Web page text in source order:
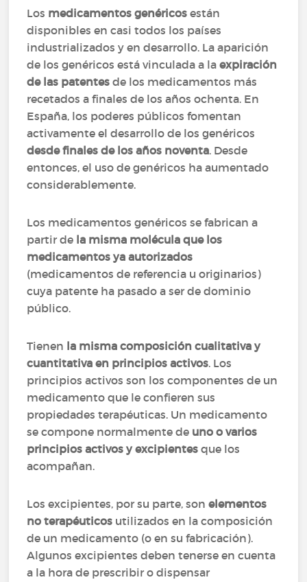
Los medicamentos genéricos están
disponibles en casi todos los países
industrializados y en desarrollo. La aparición
de los genéricos está vinculada a laexpiración
de las patentes de los medicamentos más
recetados a finales de los años ochenta. En
España, los poderes públicos fomentan
activamente el desarrollo de los genéricos
desde finales de los años noventa. Desde
entonces, el uso de genéricos ha aumentado
considerablemente.
Los medicamentos genéricos se fabrican a
partir de la misma molécula que los
medicamentos ya autorizados
(medicamentos de referencia u originarios)
cuya patente ha pasado a ser de dominio
público.
Tienen la misma composición cualitativa y
cuantitativa en principios activos. Los
principios activos son los componentes de un
medicamento que le confieren sus
propiedades terapéuticas. Un medicamento
se compone normalmente de uno o varios
principios activos y excipientes que los
acompañan.
Los excipientes, por su parte, sonelementos
no terapéuticos utilizados en la composición
de un medicamento (o en su fabricación).
Algunos excipientes deben tenerse en cuenta
a la hora de prescribir o dispensar